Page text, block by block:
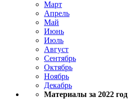
Март
Апрель
Май
Июнь
Июль
Август
Сентябрь
Октябрь
Ноябрь
Декабрь
Материалы за 2022 год